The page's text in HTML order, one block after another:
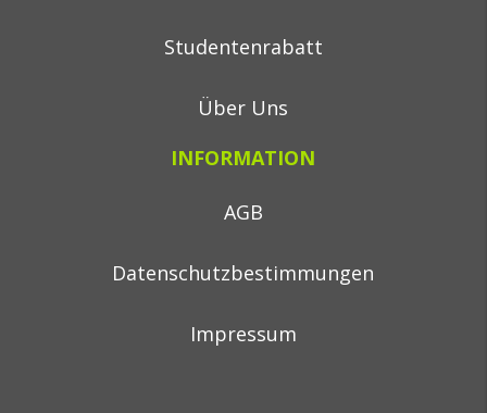
Studentenrabatt
Über Uns
INFORMATION
AGB
Datenschutzbestimmungen
Impressum